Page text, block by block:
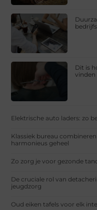
Dit is
vinden
Elektrische auto laders: zo
Klassiek bureau
harmonieus geheel
Zo zorg je voor gezonde
De cruciale rol van
jeugdzorg
Oud eiken tafels voor elk